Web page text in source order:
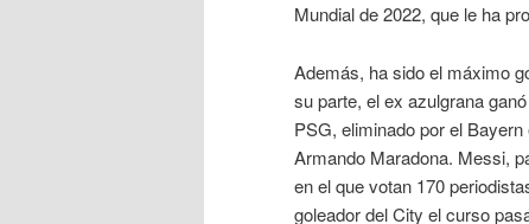
Mundial de 2022, que le ha
Además, ha sido el máximo
su parte, el ex azulgrana
PSG, eliminado por el
Armando Maradona. Messi,
en el que votan 170
goleador del City el curso